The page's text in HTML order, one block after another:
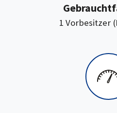
1 Vorbesitzer